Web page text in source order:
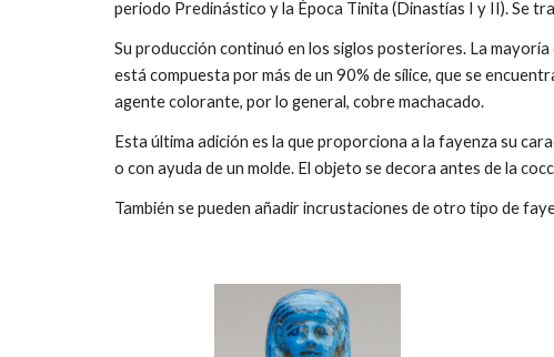
periodo Predinástico y la Época Tinita (Dinastías I y II). Se
Su producción continuó en los siglos posteriores. La
está compuesta por más de un 90% de sílice, que se
agente colorante, por lo general, cobre machacado.
Esta última adición es la que proporciona a la fayenza su
o con ayuda de un molde. El objeto se decora antes de la
También se pueden añadir incrustaciones de otro tipo de